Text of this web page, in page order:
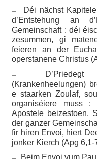
– Déi nächst
d’Entstehung an
Gemeinschaft : déi
zesummen, gi
feieren an der
operstanene Christus
– D’Priedegt
(Krankenheelungen)
e staarken Zoulaf,
organiséiere muss
Apostele beizestoen.
der ganzer
fir hiren Envoi, hiert
jonker Kierch (Apg 6,1-